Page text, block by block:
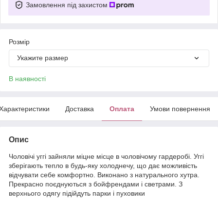
Замовлення під захистом
Розмір
Укажите размер
В наявності
Доставка Оплата Умови повернення
Опис
Чоловічі уггі зайняли міцне місце в чоловічому гардеробі. Уггі
зберігають тепло в будь-яку холоднечу, що дає можливість
відчувати себе комфортно. Виконано з натурального хутра.
Прекрасно поєднуються з бойфрендами і светрами. З
верхнього одягу підійдуть парки і пуховики